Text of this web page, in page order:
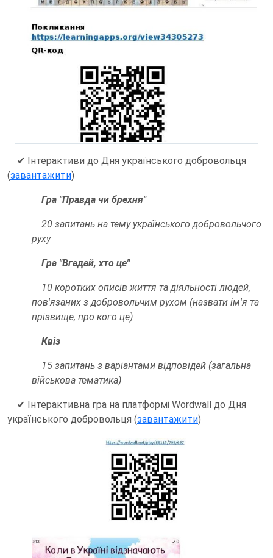
✔ Інтерактиви до Дня українського добровольця
(завантажити)
Гра "Правда чи брехня"
20 запитань на тему українського добровольчого
руху
Гра "Вгадай, хто це"
10 коротких описів життя та діяльності людей,
пов'язаних з добровольчим рухом (назвати ім'я та
прізвище, про кого це)
Квіз
15 запитань з варіантами відповідей (загальна
військова тематика)
✔ Інтерактивна гра на платформі Wordwall до Дня
українського добровольця (завантажити)